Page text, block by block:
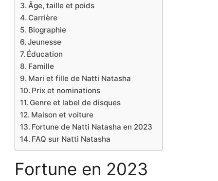
Âge, taille et poids
Carrière
Biographie
Jeunesse
Éducation
Famille
Mari et fille de Natti Natasha
Prix et nominations
Genre et label de disques
Maison et voiture
Fortune de Natti Natasha en 2023
FAQ sur Natti Natasha
Fortune en 2023